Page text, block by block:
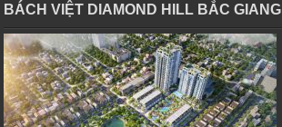
BÁCH VIỆT DIAMOND HILL BẮC GIANG